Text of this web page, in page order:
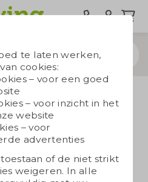
Stic
colour
te laten werken,
cookies:
– voor een goed
– voor inzicht in het
website
– voor
advertenties
of de niet strikt
weigeren. In alle